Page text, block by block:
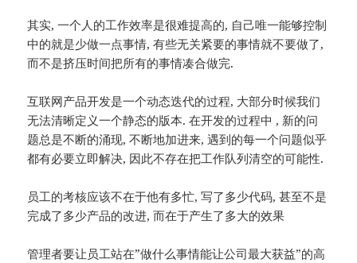
其实, 一个人的工作效率是很难提高的, 自己唯一能够控制
中的就是少做一点事情, 有些无关紧要的事情就不要做了,
而不是挤压时间把所有的事情凑合做完.
互联网产品开发是一个动态迭代的过程, 大部分时候我们
无法清晰定义一个静态的版本. 在开发的过程中 , 新的问
题总是不断的涌现, 不断地加进来, 遇到的每一个问题似乎
都有必要立即解决, 因此不存在把工作队列清空的可能性.
员工的考核应该不在于他有多忙, 写了多少代码, 甚至不是
完成了多少产品的改进, 而在于产生了多大的效果
管理者要让员工站在”做什么事情能让公司最大获益”的高